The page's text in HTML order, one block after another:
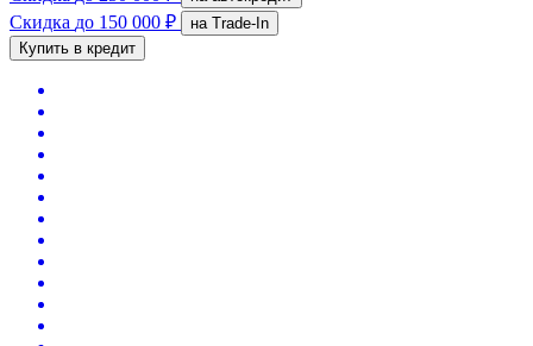
Скидка до 150 000 ₽
на Trade-In
Купить в кредит